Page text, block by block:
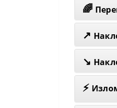
🌈
↗️
↘️
⚡